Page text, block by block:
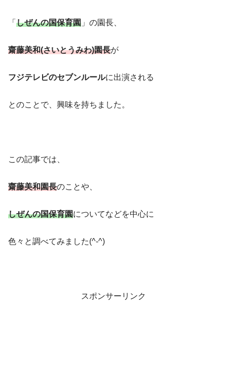
「 しぜんの国保育園 」の園長、
齋藤美和(さいとうみわ)園長が
フジテレビのセブンルールに出演される
とのことで、興味を持ちました。
この記事では、
齋藤美和園長のことや、
しぜんの国保育園についてなどを中心に
色々と調べてみました(^-^)
スポンサーリンク